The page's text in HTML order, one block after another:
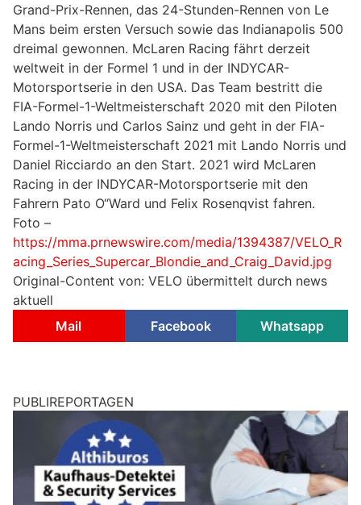
Grand-Prix-Rennen, das 24-Stunden-Rennen von Le
Mans beim ersten Versuch sowie das Indianapolis 500
dreimal gewonnen. McLaren Racing fährt derzeit
weltweit in der Formel 1 und in der INDYCAR-
Motorsportserie in den USA. Das Team bestritt die
FIA-Formel-1-Weltmeisterschaft 2020 mit den Piloten
Lando Norris und Carlos Sainz und geht in der FIA-
Formel-1-Weltmeisterschaft 2021 mit Lando Norris und
Daniel Ricciardo an den Start. 2021 wird McLaren
Racing in der INDYCAR-Motorsportserie mit den
Fahrern Pato O“Ward und Felix Rosenqvist fahren.
Foto –
https://mma.prnewswire.com/media/1394387/VELO_R
acing_Series_Supercar_Blondie_and_Craig_David.jpg
Original-Content von: VELO übermittelt durch news
aktuell
Mail
Facebook Whatsapp
PUBLIREPORTAGEN